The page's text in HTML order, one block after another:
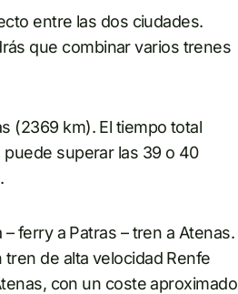
entre las dos ciudades.
que combinar varios trenes
(2369 km). El tiempo total
superar las 39 o 40
ferry a Patras – tren a Atenas.
de alta velocidad Renfe
con un coste aproximado